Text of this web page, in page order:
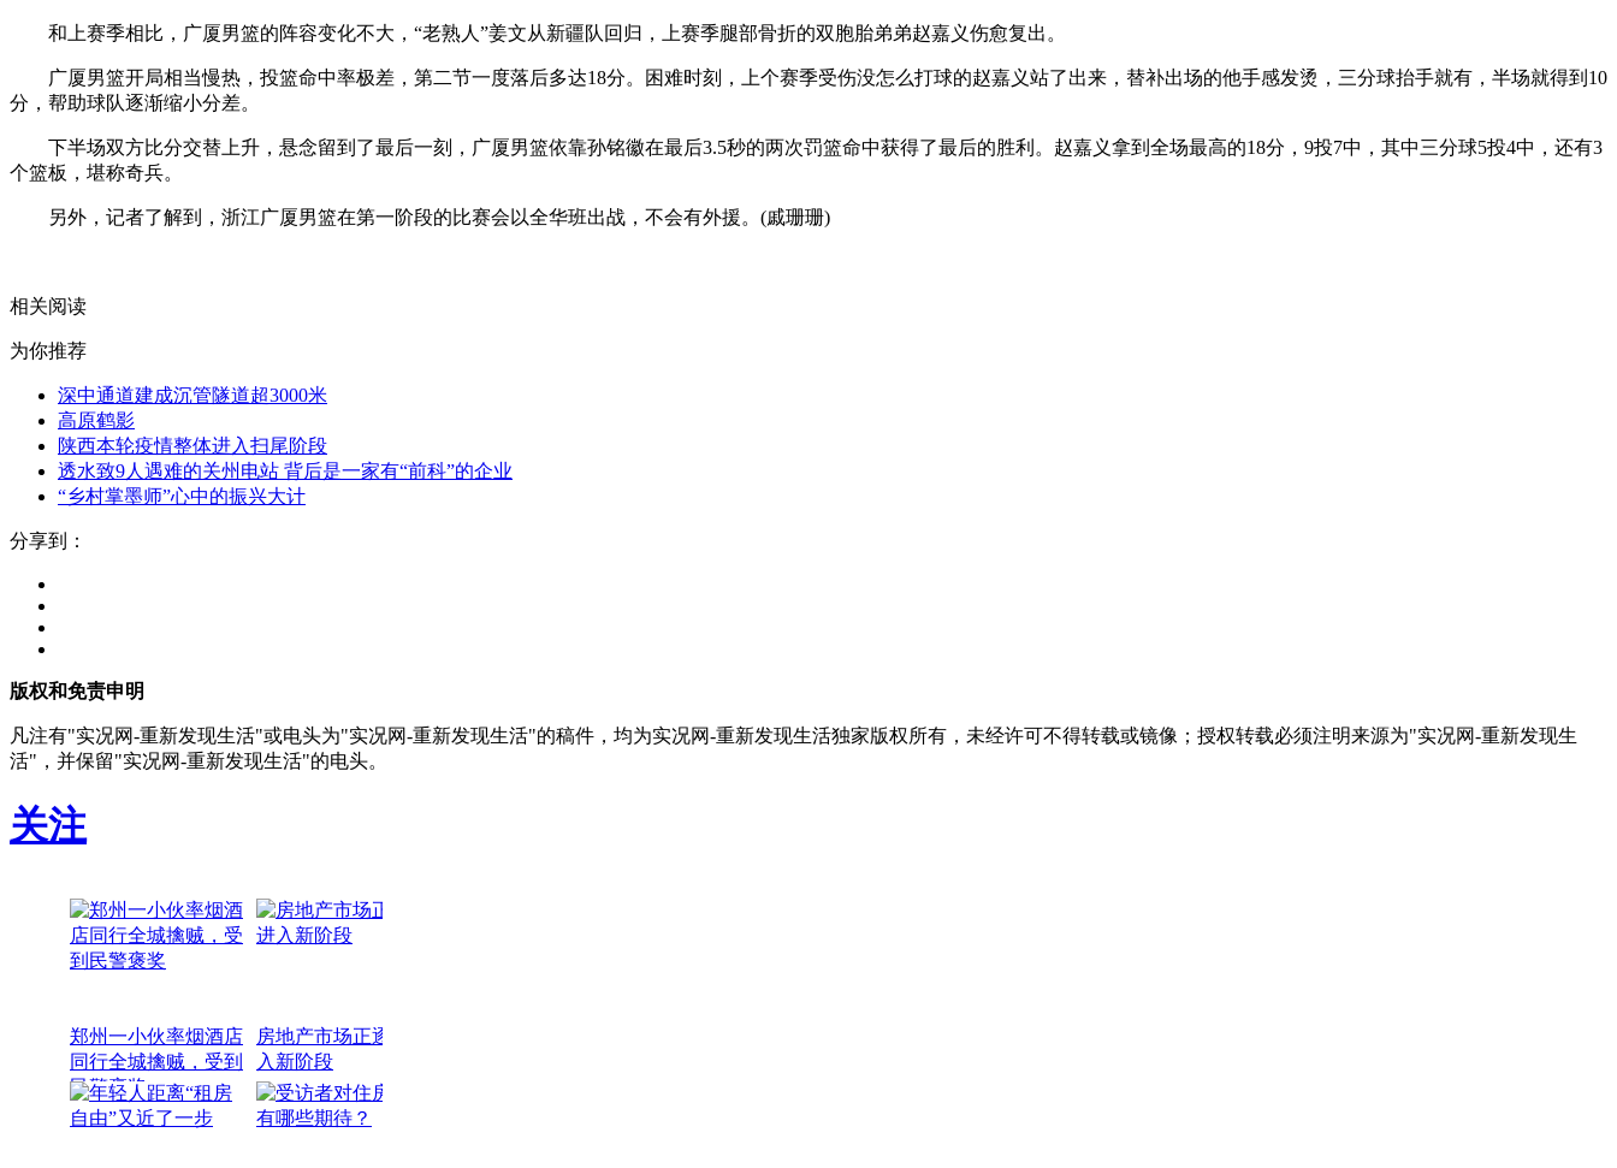
和上赛季相比，广厦男篮的阵容变化不大，“老熟人”姜文从新疆队回归，上赛季腿部骨折的双胞胎弟弟赵嘉义伤愈复出。
广厦男篮开局相当慢热，投篮命中率极差，第二节一度落后多达18分。困难时刻，上个赛季受伤没怎么打球的赵嘉义站了出来，替补出场的他手感发烫，三分球抬手就有，半场就得到10
分，帮助球队逐渐缩小分差。
下半场双方比分交替上升，悬念留到了最后一刻，广厦男篮依靠孙铭徽在最后3.5秒的两次罚篮命中获得了最后的胜利。赵嘉义拿到全场最高的18分，9投7中，其中三分球5投4中，还有3
个篮板，堪称奇兵。
另外，记者了解到，浙江广厦男篮在第一阶段的比赛会以全华班出战，不会有外援。(戚珊珊)
相关阅读
为你推荐
深中通道建成沉管隧道超3000米
高原鹤影
陕西本轮疫情整体进入扫尾阶段
透水致9人遇难的关州电站 背后是一家有“前科”的企业
“乡村掌墨师”心中的振兴大计
分享到：
版权和免责申明
凡注有"实况网-重新发现生活"或电头为"实况网-重新发现生活"的稿件，均为实况网-重新发现生活独家版权所有，未经许可不得转载或镜像；授权转载必须注明来源为"实况网-重新发现生
活"，并保留"实况网-重新发现生活"的电头。
关注
郑州一小伙率烟酒店
同行全城擒贼，受到
民警褒奖
房地产市场正逐步进
入新阶段